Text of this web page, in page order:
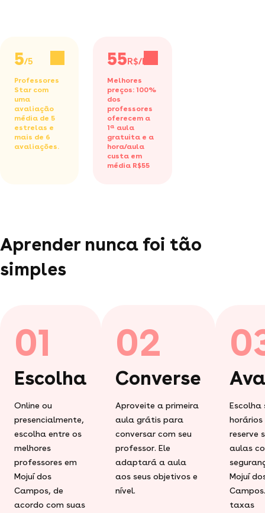
5/5
Professores
Star com
uma
avaliação
média de 5
estrelas e
mais de 6
avaliações.
55R$/h
Melhores
preços: 100%
dos
professores
oferecem a
1ª aula
gratuita e a
hora/aula
custa em
média R$55
Aprender nunca foi tão
simples
01
Escolha
Online ou
presencialmente,
escolha entre os
melhores
professores em
Mojuí dos
Campos, de
acordo com suas
02
Converse
Aproveite a primeira
aula grátis para
conversar com seu
professor. Ele
adaptará a aula
aos seus objetivos e
nível.
Escolha
horários
reserve
aulas
Mojuí
taxas